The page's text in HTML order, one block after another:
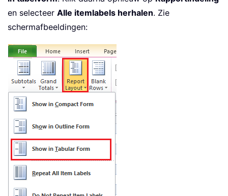
en selecteer Alle itemlabels herhalen. Zie
schermafbeeldingen: